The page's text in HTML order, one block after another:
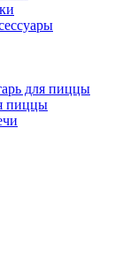
для пиццы
пиццы